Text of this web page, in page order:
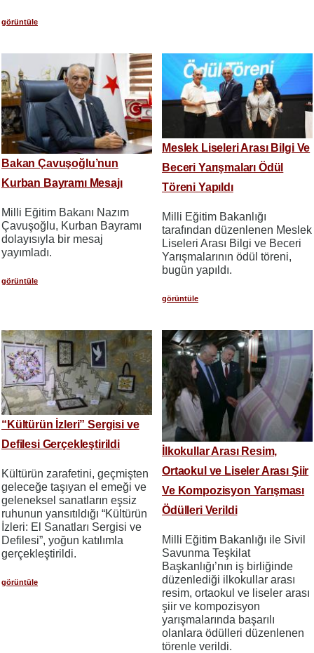
görüntüle
Bakan Çavuşoğlu’nun
Kurban Bayramı Mesajı
Milli Eğitim Bakanı Nazım
Çavuşoğlu, Kurban Bayramı
dolayısıyla bir mesaj
yayımladı.
görüntüle
Meslek Liseleri Arası Bilgi Ve
Beceri Yarışmaları Ödül
Töreni Yapıldı
Milli Eğitim Bakanlığı
tarafından düzenlenen Meslek
Liseleri Arası Bilgi ve Beceri
Yarışmalarının ödül töreni,
bugün yapıldı.
görüntüle
“Kültürün İzleri” Sergisi ve
Defilesi Gerçekleştirildi
Kültürün zarafetini, geçmişten
geleceğe taşıyan el emeği ve
geleneksel sanatların eşsiz
ruhunun yansıtıldığı “Kültürün
İzleri: El Sanatları Sergisi ve
Defilesi”, yoğun katılımla
gerçekleştirildi.
görüntüle
İlkokullar Arası Resim,
Ortaokul ve Liseler Arası Şiir
Ve Kompozisyon Yarışması
Ödülleri Verildi
Milli Eğitim Bakanlığı ile Sivil
Savunma Teşkilat
Başkanlığı’nın iş birliğinde
düzenlediği ilkokullar arası
resim, ortaokul ve liseler arası
şiir ve kompozisyon
yarışmalarında başarılı
olanlara ödülleri düzenlenen
törenle verildi.